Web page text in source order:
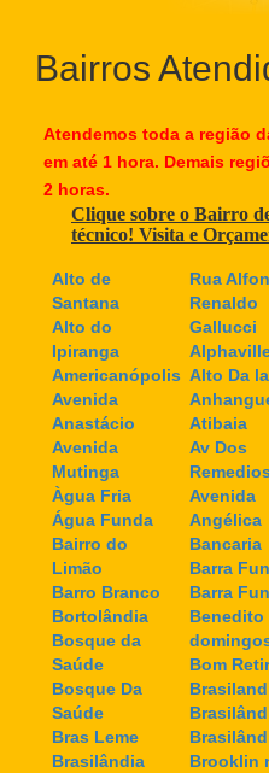
Bairros
Atendemos toda a região
em até 1 hora. Demais
2 horas.
Clique sobre o Bairro
técnico! Visita e
Alto de
Santana
Alto do
Ipiranga
Americanópolis
Avenida
Anastácio
Avenida
Mutinga
Àgua Fria
Água Funda
Bairro do
Limão
Barro Branco
Bortolândia
Bosque da
Saúde
Bosque Da
Saúde
Bras Leme
Brasilândia
Rua
Renaldo
Gallucci
Alto Da
Atibaia
Av Dos
Remedios
Avenida
Angélica
Bancaria
Barra
Barra
Benedito
Bom
Brooklin